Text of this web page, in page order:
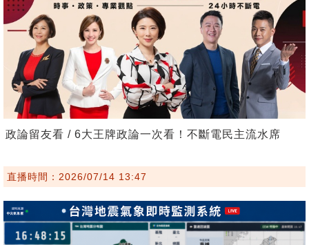
政論留友看 / 6大王牌政論一次看！不斷電民主流水席
直播時間：2026/07/14 13:47